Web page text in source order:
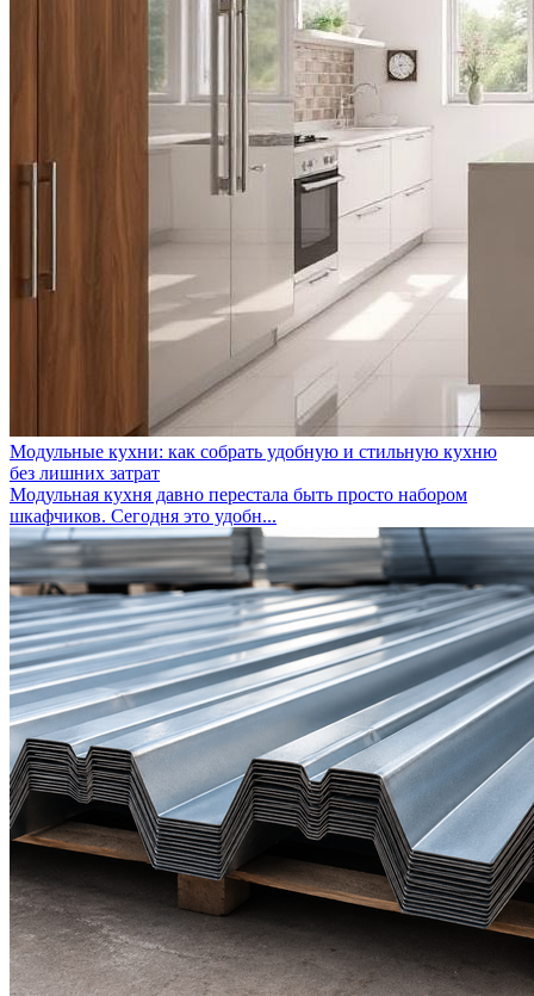
Модульные кухни: как собрать удобную и стильную кухню
без лишних затрат
Модульная кухня давно перестала быть просто набором
шкафчиков. Сегодня это удобн...